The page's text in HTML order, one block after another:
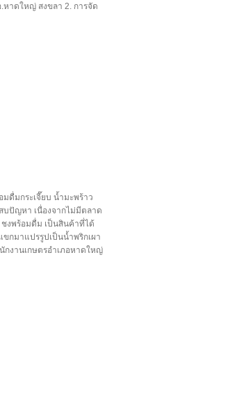
าดใหญ่ สงขลา 2. การจัด
ดื่มกระเจี๊ยบ น้ำมะพร้าว
บปัญหา เนื่องจากไม่มีตลาด
งพร้อมดื่ม เป็นสินค้าที่ได้
กมาแปรรูปเป็นน้ำพริกเผา
งานเกษตรอำเภอหาดใหญ่